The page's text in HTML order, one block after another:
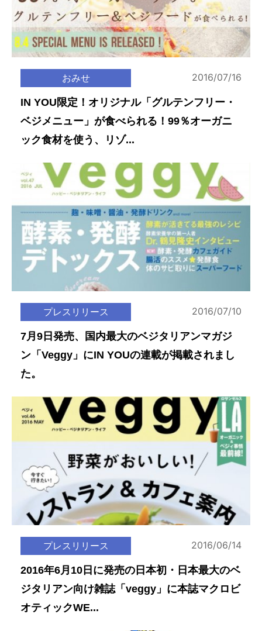
おみせ 2016/07/16
IN YOU限定！オリジナル「グルテンフリー・
ベジメニュー」が食べられる！99％オーガニ
ック食材を使う、リゾ...
プレスリリース 2016/07/10
7月9日発売、国内最大のベジタリアンマガジ
ン「Veggy」にIN YOUの連載が掲載されまし
た。
プレスリリース 2016/06/14
2016年6月10日に発売の日本初・日本最大のベ
ジタリアン向け雑誌「veggy」に本誌マクロビ
オティックWE...